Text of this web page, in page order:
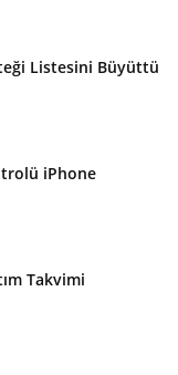
Listesini Büyüttü
iPhone
Takvimi